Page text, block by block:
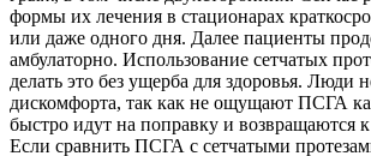
формы их лечения в стационарах
или даже одного дня. Далее пациенты
амбулаторно. Использование сетчатых
делать это без ущерба для здоровья. Люди
дискомфорта, так как не ощущают ПСГА
быстро идут на поправку и возвращаются
Если сравнить ПСГА с сетчатыми